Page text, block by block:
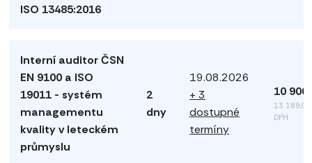
ISO 13485:2016
Interní auditor ČSN
EN 9100 a ISO
19011 - systém
managementu
kvality v leteckém
průmyslu
2
dny
19.08.2026
+ 3
dostupné
termíny
10
13
DPH